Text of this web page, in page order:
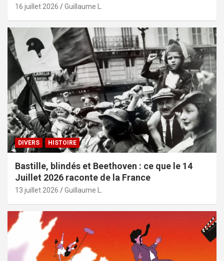
16 juillet 2026 Guillaume L.
DIVERS HISTOIRE
Bastille, blindés et Beethoven : ce que le 14
Juillet 2026 raconte de la France
13 juillet 2026 Guillaume L.